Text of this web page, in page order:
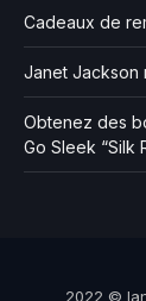
Cadeaux de
Janet Jackson
Obtenez des
Go Sleek “Silk
2022 ©